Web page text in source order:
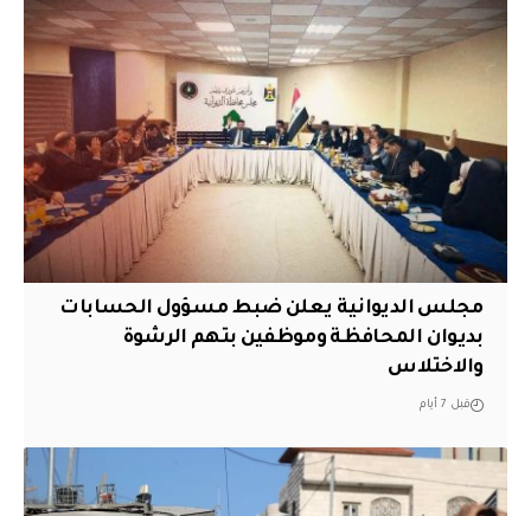
مجلس الديوانية يعلن ضبط مسؤول الحسابات
بديوان المحافظة وموظفين بتهم الرشوة
والاختلاس
قبل 7 أيام